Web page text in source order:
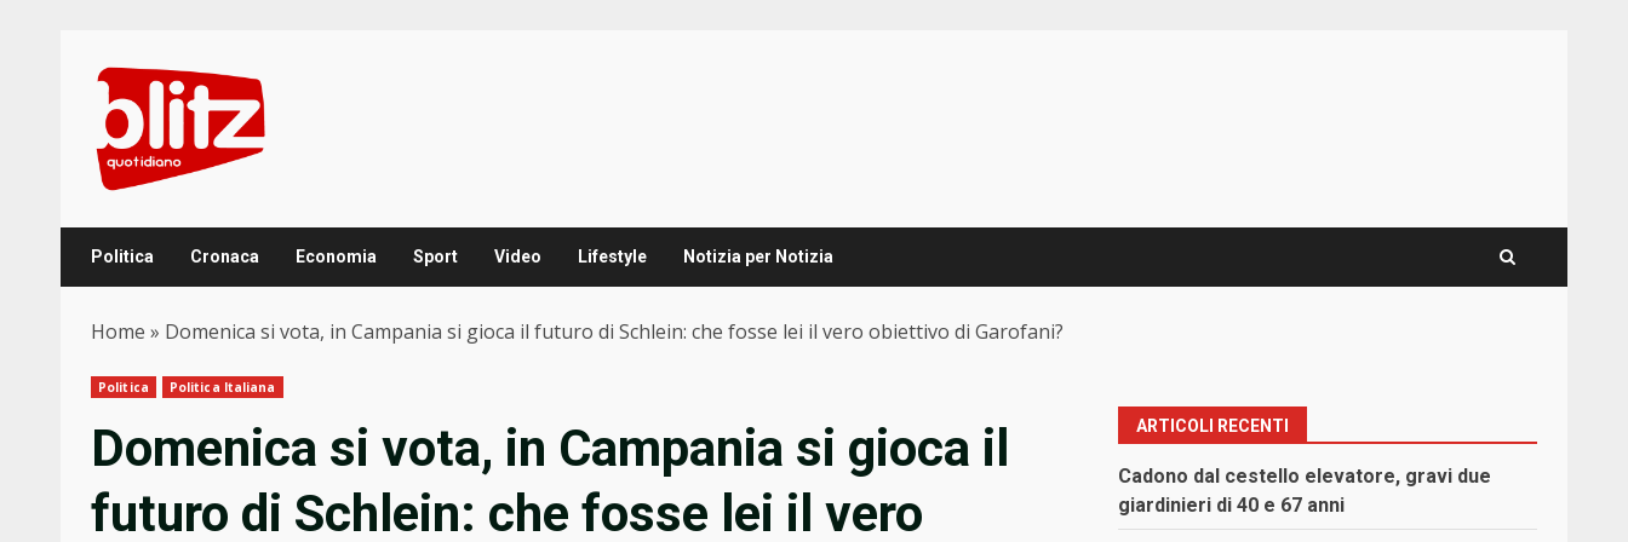
content
Politica Cronaca Economia Sport Video Lifestyle Notizia per Notizia
Home » Domenica si vota, in Campania si gioca il futuro di Schlein: che fosse lei il vero obiettivo di Garofani?
Politica Politica Italiana
Domenica si vota, in Campania si gioca il
futuro di Schlein: che fosse lei il vero
ARTICOLI RECENTI
Cadono dal cestello elevatore, gravi due
giardinieri di 40 e 67 anni